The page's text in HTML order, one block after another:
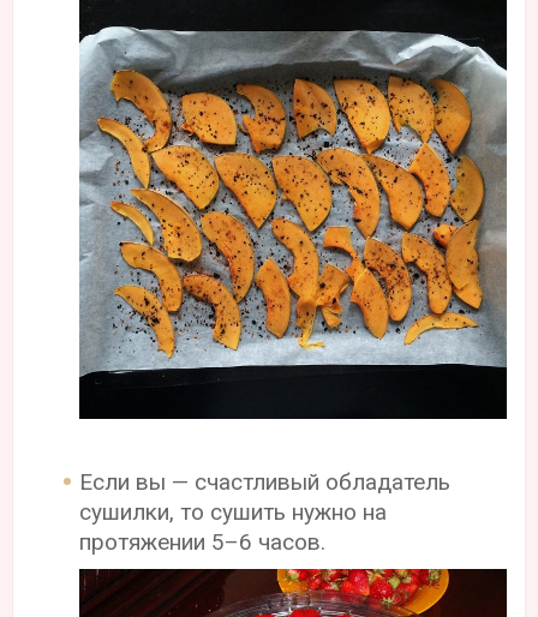
Если вы — счастливый обладатель
сушилки, то сушить нужно на
протяжении 5–6 часов.